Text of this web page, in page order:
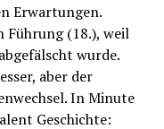
Erwartungen.
Führung (18.), weil
wurde.
aber der
In Minute
Geschichte: